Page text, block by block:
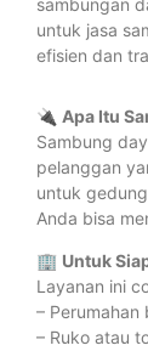
sambungan
untuk jasa
efisien dan
🔌 Apa Itu
Sambung
pelanggan
untuk
Anda bisa
🏢 Untuk
Layanan ini
– Perumahan
– Ruko atau